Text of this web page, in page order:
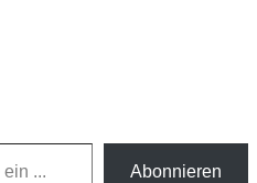
Abonnieren